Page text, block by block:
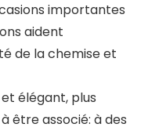
importantes
aident
de la chemise et
et élégant, plus
être associé: à des